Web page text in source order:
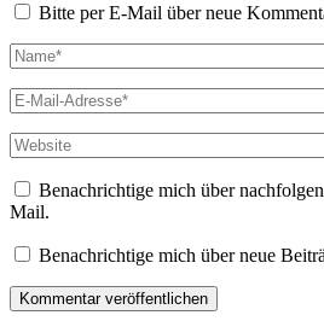
Bitte per E-Mail über neue
Name*
E-
Mail-
Adresse*
Website
Benachrichtige mich über
Mail.
Benachrichtige mich über neue